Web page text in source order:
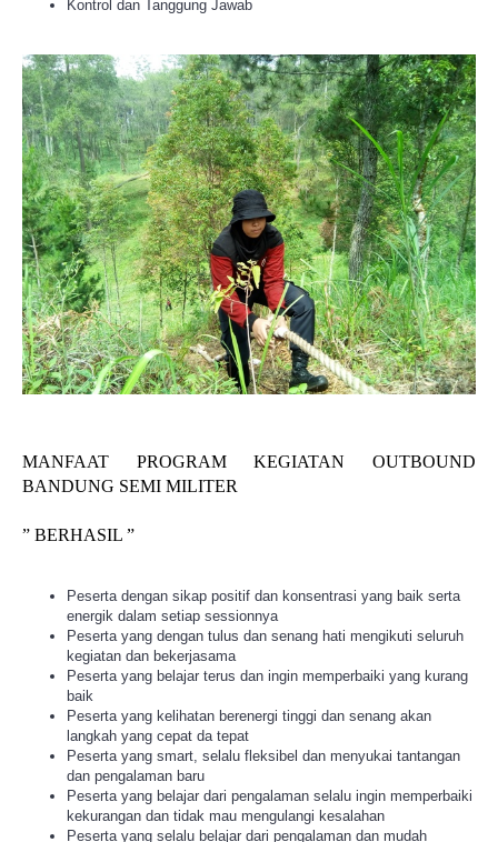
Kontrol dan Tanggung Jawab
MANFAAT PROGRAM KEGIATAN OUTBOUND
BANDUNG SEMI MILITER
” BERHASIL ”
Peserta dengan sikap positif dan konsentrasi yang baik serta
energik dalam setiap sessionnya
Peserta yang dengan tulus dan senang hati mengikuti seluruh
kegiatan dan bekerjasama
Peserta yang belajar terus dan ingin memperbaiki yang kurang
baik
Peserta yang kelihatan berenergi tinggi dan senang akan
langkah yang cepat da tepat
Peserta yang smart, selalu fleksibel dan menyukai tantangan
dan pengalaman baru
Peserta yang belajar dari pengalaman selalu ingin memperbaiki
kekurangan dan tidak mau mengulangi kesalahan
Peserta yang selalu belajar dari pengalaman dan mudah